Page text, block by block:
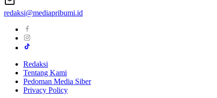
redaksi@mediapribumi.id
Redaksi
Tentang Kami
Pedoman Media Siber
Privacy Policy